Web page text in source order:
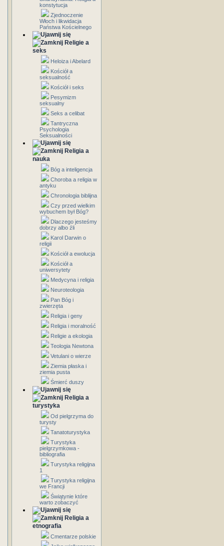
konstytucja
Zjednoczenie
Włoch i likwidacja
Państwa Kościelnego
Religie a
seks
Heloiza i Abelard
Kościół a
seksualność
Kościół i seks
Pesymizm
seksualny
Seks a celibat
Tantryczna
Psychologia
Seksualności
Religia a
nauka
Bóg a inteligencja
Choroba a religia w
antyku
Chronologia biblijna
Czy przed wielkim
wybuchem był Bóg?
Dlaczego jesteśmy
dobrzy albo źli
Karol Darwin o
religii
Kościół a ewolucja
Kościół a
uniwersytety
Medycyna i religia
Neuroteologia
Pan Bóg i
zwierzęta
Religia i geny
Religia i moralność
Religie a ekologia
Teologia Newtona
Vetulani o wierze
Ziemia płaska i
ziemia pusta
Śmierć duszy
Religia a
turystyka
Od pielgrzyma do
turysty
Tanatoturystyka
Turystyka
pielgrzymkowa -
bibliografia
Turystyka religijna
1
Turystyka religijna
we Francji
Świątynie które
warto zobaczyć
Religia a
etnografia
Cmentarze polskie